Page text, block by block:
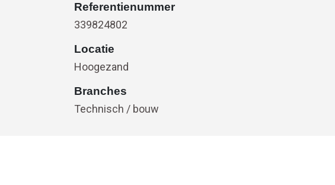
Referentienummer
339824802
Locatie
Hoogezand
Branches
Technisch / bouw